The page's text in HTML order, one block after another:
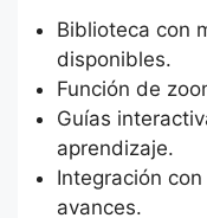
Biblioteca con
disponibles.
Función de
Guías
aprendizaje.
Integración
avances.